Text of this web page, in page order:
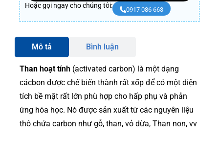
Hoặc gọi ngay cho chúng tôi:
0917 086 663
Mô tả Bình luận
Than hoạt tính (activated carbon) là một dạng
cácbon được chế biến thành rất xốp để có một diện
tích bề mặt rất lớn phù hợp cho hấp phụ và phản
ứng hóa học. Nó được sản xuất từ các nguyên liệu
thô chứa carbon như gỗ, than, vỏ dừa, Than non, vv